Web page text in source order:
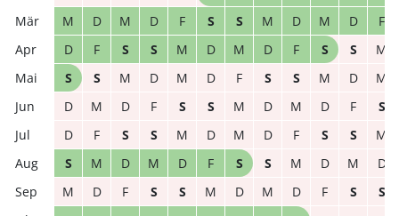
M
D M D F S S M D M D
F
D
F S S M D M D F S S
M
S
S M D M D F S S M D
M
D
M D F S S M D M D F
S
D
F S S M D M D F S S
M
S
M D M D F S S M D M
D
M
D F S S M D M D F S
S